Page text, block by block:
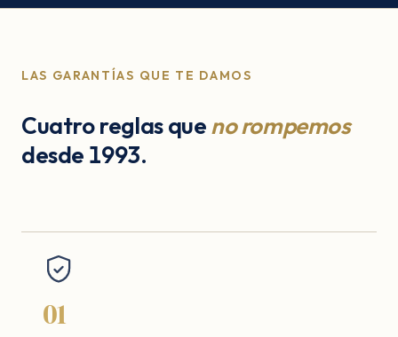
LAS GARANTÍAS QUE TE DAMOS
Cuatro reglas queno rompemos
desde 1993.
01